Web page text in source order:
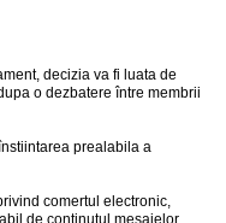
decizia va fi luata de
o dezbatere între membrii
prealabila a
comertul electronic,
de continutul mesajelor